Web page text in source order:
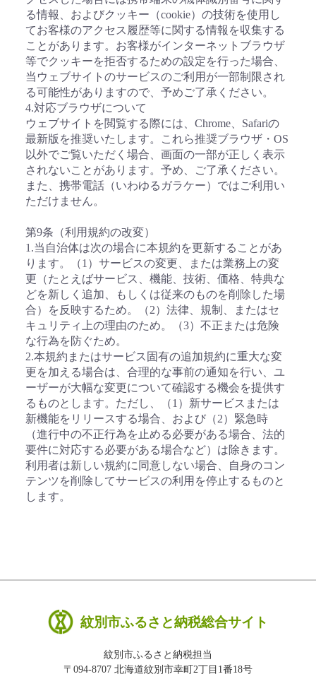
る情報、およびクッキー（cookie）の技術を使用し
てお客様のアクセス履歴等に関する情報を収集する
ことがあります。お客様がインターネットブラウザ
等でクッキーを拒否するための設定を行った場合、
当ウェブサイトのサービスのご利用が一部制限され
る可能性がありますので、予めご了承ください。
4.対応ブラウザについて
ウェブサイトを閲覧する際には、Chrome、Safariの
最新版を推奨いたします。これら推奨ブラウザ・OS
以外でご覧いただく場合、画面の一部が正しく表示
されないことがあります。予め、ご了承ください。
また、携帯電話（いわゆるガラケー）ではご利用い
ただけません。
第9条（利用規約の改変）
1.当自治体は次の場合に本規約を更新することがあ
ります。（1）サービスの変更、または業務上の変
更（たとえばサービス、機能、技術、価格、特典な
どを新しく追加、もしくは従来のものを削除した場
合）を反映するため。（2）法律、規制、またはセ
キュリティ上の理由のため。（3）不正または危険
な行為を防ぐため。
2.本規約またはサービス固有の追加規約に重大な変
更を加える場合は、合理的な事前の通知を行い、ユ
ーザーが大幅な変更について確認する機会を提供す
るものとします。ただし、（1）新サービスまたは
新機能をリリースする場合、および（2）緊急時
（進行中の不正行為を止める必要がある場合、法的
要件に対応する必要がある場合など）は除きます。
利用者は新しい規約に同意しない場合、自身のコン
テンツを削除してサービスの利用を停止するものと
します。
紋別市ふるさと納税総合サイト
紋別市ふるさと納税担当
〒094-8707 北海道紋別市幸町2丁目1番18号